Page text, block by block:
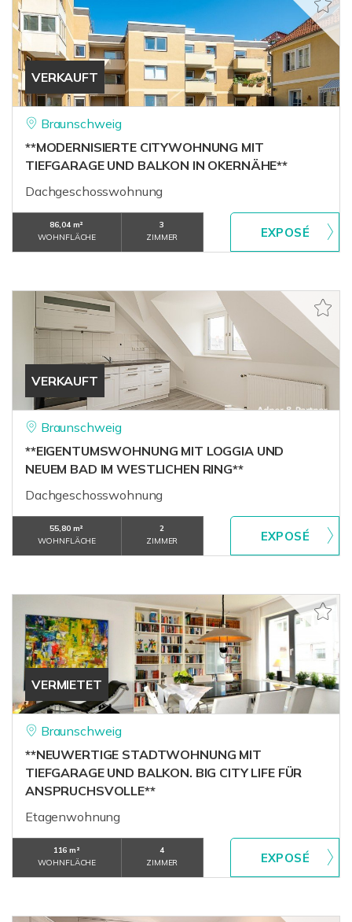
VERKAUFT
Braunschweig
**MODERNISIERTE CITYWOHNUNG MIT
TIEFGARAGE UND BALKON IN OKERNÄHE**
Dachgeschosswohnung
86,04 m²
WOHNFLÄCHE
3
ZIMMER
VERKAUFT
Braunschweig
**EIGENTUMSWOHNUNG MIT LOGGIA UND
NEUEM BAD IM WESTLICHEN RING**
Dachgeschosswohnung
55,80 m²
WOHNFLÄCHE
2
ZIMMER
VERMIETET
Braunschweig
**NEUWERTIGE STADTWOHNUNG MIT
TIEFGARAGE UND BALKON. BIG CITY LIFE FÜR
ANSPRUCHSVOLLE**
Etagenwohnung
116 m²
WOHNFLÄCHE
4
ZIMMER